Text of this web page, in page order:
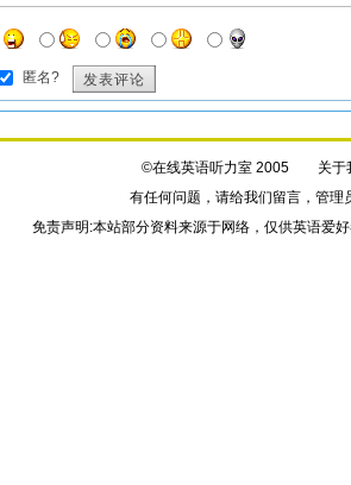
匿名? 发表评论
©在线英语听力室 2005 关于
有任何问题，请给我们留言，管理
免责声明:本站部分资料来源于网络，仅供英语爱